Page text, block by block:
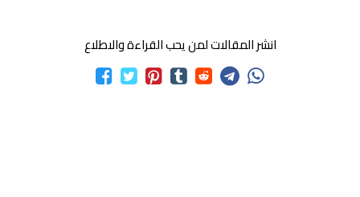
انشر المقالات لمن يحب القراءة والاطلاع